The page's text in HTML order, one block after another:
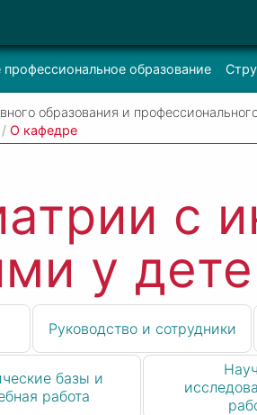
образование
образования и
/ О кафедре
с
у
Руководство и сотрудники
базы и
работа